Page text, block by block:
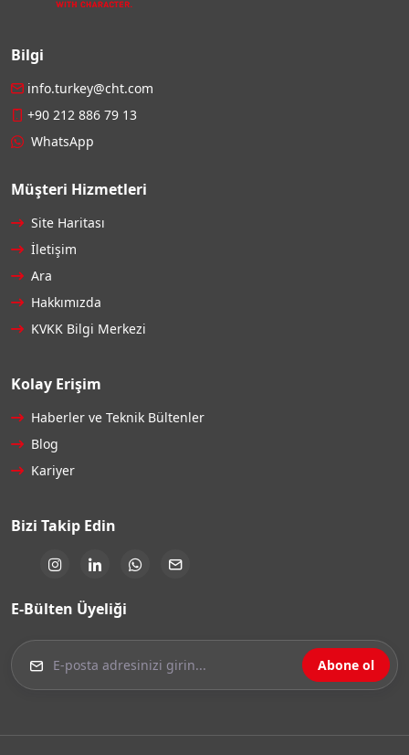
Bilgi
info.turkey@cht.com
+90 212 886 79 13
WhatsApp
Müşteri Hizmetleri
Site Haritası
İletişim
Ara
Hakkımızda
KVKK Bilgi Merkezi
Kolay Erişim
Haberler ve Teknik Bültenler
Blog
Kariyer
Bizi Takip Edin
E-Bülten Üyeliği
Abone ol